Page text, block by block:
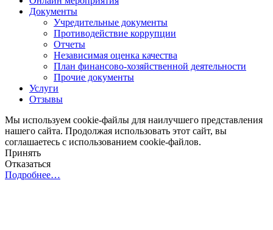
Документы
Учредительные документы
Противодействие коррупции
Отчеты
Независимая оценка качества
План финансово-хозяйственной деятельности
Прочие документы
Услуги
Отзывы
Мы используем cookie-файлы для наилучшего представления
нашего сайта. Продолжая использовать этот сайт, вы
соглашаетесь с использованием cookie-файлов.
Принять
Отказаться
Подробнее…